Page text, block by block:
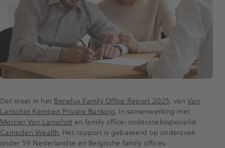
Dat staat in het Benelux Family Office Report 2025 , van Van
Lanschot Kempen Private Banking , in samenwerking met
Mercier Van Lanschot en family office-onderzoeksspecialist
Campden Wealth . Het rapport is gebaseerd op onderzoek
onder 59 Nederlandse en Belgische family offices.